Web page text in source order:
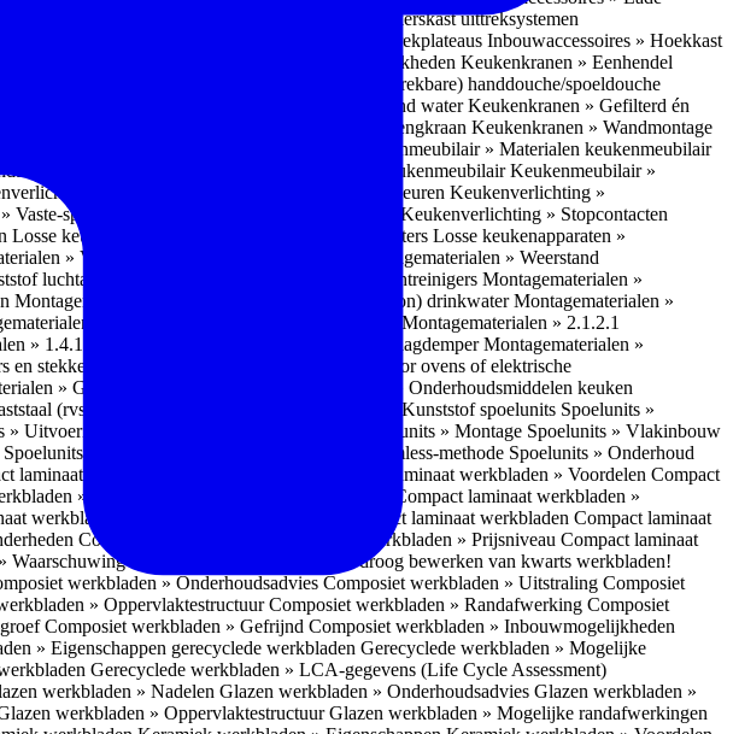
Inbouwaccessoires » Apothekerskast uittreksystemen
Inbouwaccessoires » Hoekkast uittrekplateaus Inbouwaccessoires » Hoekkast
Keukenkranen » Bedieningsmogelijkheden Keukenkranen » Eenhendel
Keukenkranen » Met (uitrekbare) handdouche/spoeldouche
Keukenkranen » Kokend waterKeukenkranen » Gefilterd én
Keukenkranen » Bladmengkraan Keukenkranen » Wandmontage
Keukenmeubilair » Materialen keukenmeubilair
Keukenmeubilair » Duurzaamheid keukenmeubilairKeukenmeubilair »
» Installatie Keukenverlichting » Lichtkleuren Keukenverlichting »
Vaste-spanning
Keukenverlichting » Stopcontacten
Losse keukenapparaten » Plintverwarming/plintheaters Losse keukenapparaten »
» Verschillende Luchtafvoersystemen
Montagematerialen » Weerstand
luchtafvoersystemen Montagematerialen » Luchtreinigers Montagematerialen »
Montagematerialen » Aansluitmateriaal voor (schoon) drinkwaterMontagematerialen »
» Dempingsysteem van lades en deuren Montagematerialen » 2.1.2.1
» 1.4.1 Plasmafilter Montagematerialen » WaterslagdemperMontagematerialen »
en stekkerblokken
Montagematerialen » Kabels voor ovens of elektrische
» Gasaansluitmaterialen
Montagematerialen » Onderhoudsmiddelen keuken
(rvs) Spoelunits » Kunststof spoelunits Spoelunits »
» Uitvoering Spoelunits » Montage Spoelunits » Vlakinbouw
Spoelunits » Tussenbouw methode Spoelunits » Rimless-methode Spoelunits » Onderhoud
laminaat werkbladen » Eigenschappen
Compact laminaat werkbladen » Voordelen Compact
» Nanotech massief laminaat werkbladen
Compact laminaat werkbladen »
werkbladen » Mogelijke randafwerking Compact laminaat werkbladen Compact laminaat
Compact laminaat
Compact laminaat werkbladen » Prijsniveau Compact laminaat
Waarschuwing Monteurs: bescherm je bij het droog bewerken van kwarts werkbladen!
werkbladen » OnderhoudsadviesComposiet werkbladen » Uitstraling Composiet
» OppervlaktestructuurComposiet werkbladen » Randafwerking Composiet
Composiet werkbladen » Gefrijnd Composiet werkbladen » Inbouwmogelijkheden
» Eigenschappen gerecyclede werkbladen Gerecyclede werkbladen » Mogelijke
Gerecyclede werkbladen » LCA-gegevens (Life Cycle Assessment)
werkbladen » Nadelen Glazen werkbladen » Onderhoudsadvies Glazen werkbladen »
werkbladen » OppervlaktestructuurGlazen werkbladen » Mogelijke randafwerkingen